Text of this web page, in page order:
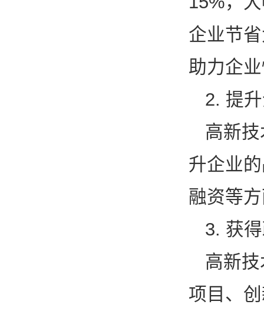
企业节
助力企
2. 提
高新
升企业
融资等
3. 获
高新
项目、